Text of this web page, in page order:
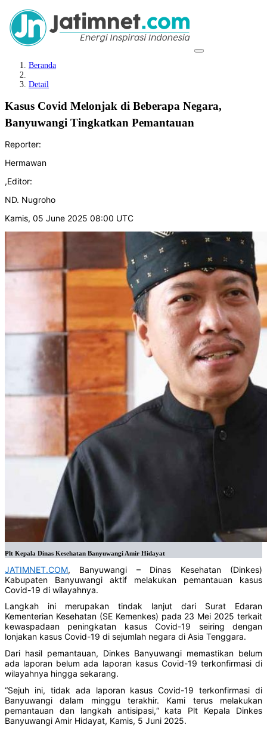
Beranda
Detail
Kasus Covid Melonjak di Beberapa Negara,
Banyuwangi Tingkatkan Pemantauan
Reporter:
Hermawan
,Editor:
ND. Nugroho
Kamis, 05 June 2025 08:00 UTC
Plt Kepala Dinas Kesehatan Banyuwangi Amir Hidayat
JATIMNET.COM, Banyuwangi – Dinas Kesehatan (Dinkes)
Kabupaten Banyuwangi aktif melakukan pemantauan kasus
Covid-19 di wilayahnya.
Langkah ini merupakan tindak lanjut dari Surat Edaran
Kementerian Kesehatan (SE Kemenkes) pada 23 Mei 2025 terkait
kewaspadaan peningkatan kasus Covid-19 seiring dengan
lonjakan kasus Covid-19 di sejumlah negara di Asia Tenggara.
Dari hasil pemantauan, Dinkes Banyuwangi memastikan belum
ada laporan belum ada laporan kasus Covid-19 terkonfirmasi di
wilayahnya hingga sekarang.
“Sejuh ini, tidak ada laporan kasus Covid-19 terkonfirmasi di
Banyuwangi dalam minggu terakhir. Kami terus melakukan
pemantauan dan langkah antisipasi,“ kata Plt Kepala Dinkes
Banyuwangi Amir Hidayat, Kamis, 5 Juni 2025.